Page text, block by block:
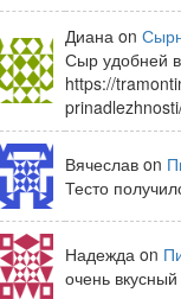
Диана on
Сыр удобней
https://
Вячеслав on
Тесто
Надежда on
очень